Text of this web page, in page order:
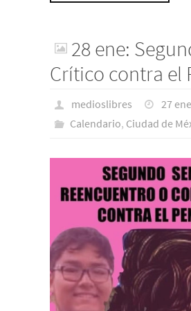
28 ene:
Crítico contra el
medioslibres
27
Calendario, Ciudad de